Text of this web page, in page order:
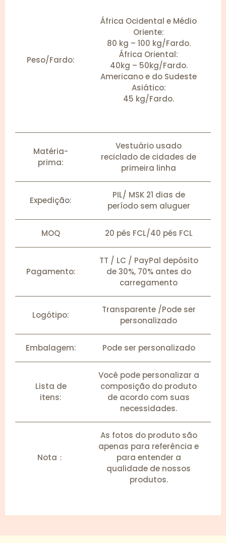
Peso/Fardo:
África Ocidental e Médio
Oriente:
80 kg – 100 kg/Fardo.
África Oriental:
40kg – 50kg/Fardo.
Americano e do Sudeste
Asiático:
45 kg/Fardo.
Matéria-
prima:
Vestuário usado
reciclado de cidades de
primeira linha
Expedição:
PIL/ MSK 21 dias de
período sem aluguer
MOQ 20 pés FCL/40 pés FCL
Pagamento:
TT / LC / PayPal depósito
de 30%, 70% antes do
carregamento
Logótipo:
Transparente /Pode ser
personalizado
Embalagem: Pode ser personalizado
Lista de
itens:
Você pode personalizar a
composição do produto
de acordo com suas
necessidades.
Nota：
As fotos do produto são
apenas para referência e
para entender a
qualidade de nossos
produtos.